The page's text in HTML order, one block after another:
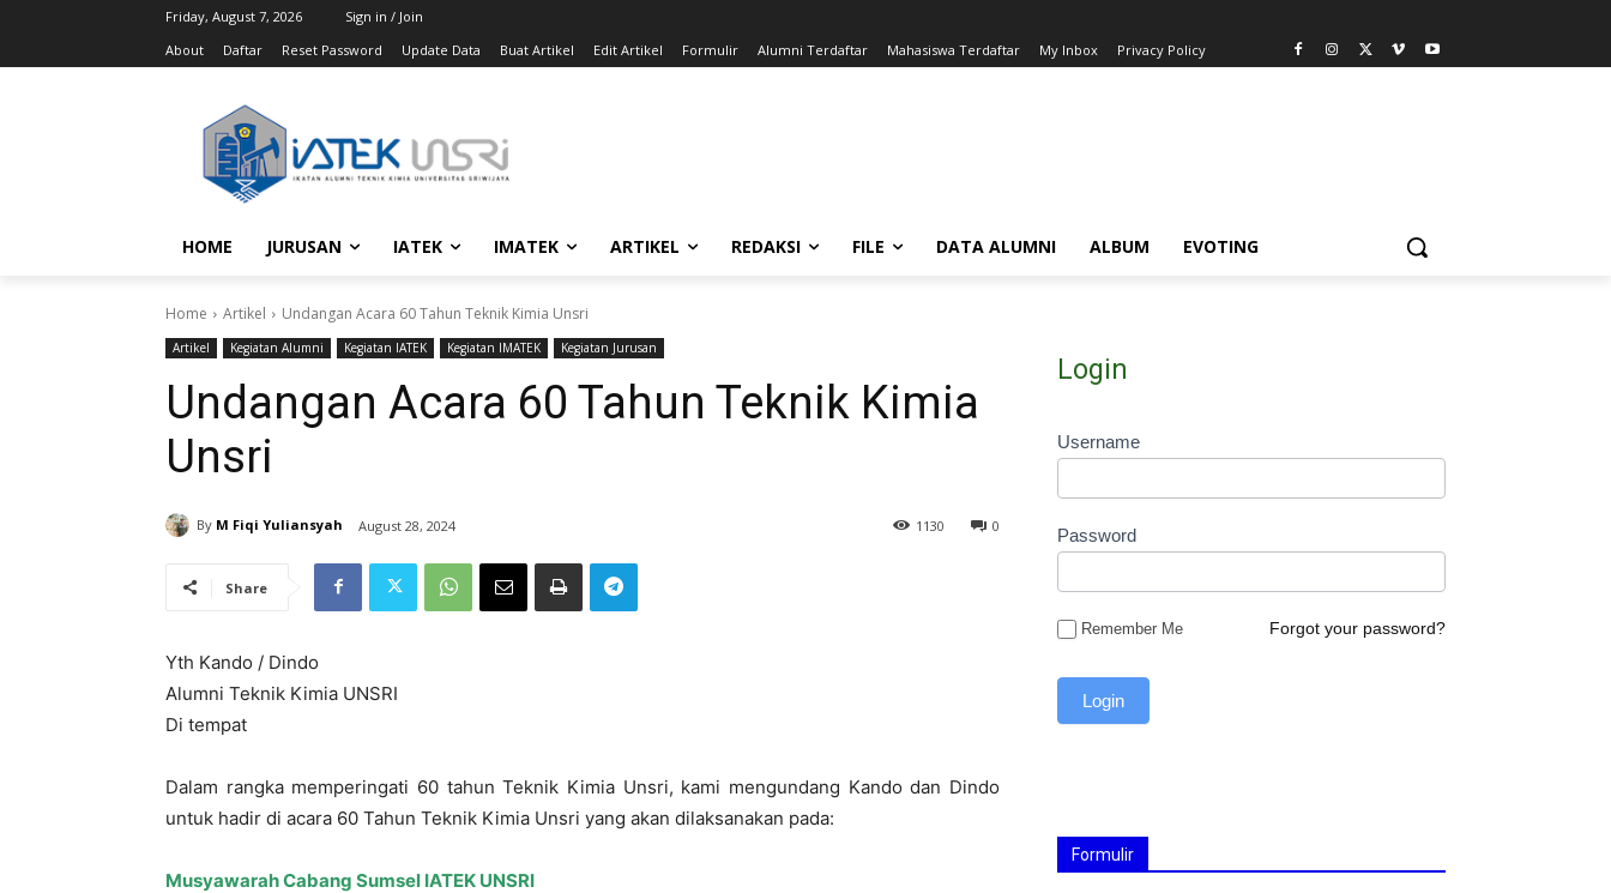
Friday, August 7, 2026
Sign in / Join
About
Daftar Reset Password Update Data Buat Artikel Edit Artikel Formulir Alumni Terdaftar Mahasiswa Terdaftar My Inbox Privacy Policy
HOME JURUSAN IATEK IMATEK ARTIKEL REDAKSI FILE DATA ALUMNI ALBUM EVOTING
Home Artikel Undangan Acara 60 Tahun Teknik Kimia Unsri
Artikel Kegiatan Alumni Kegiatan IATEK Kegiatan IMATEK Kegiatan Jurusan
Undangan Acara 60 Tahun Teknik Kimia
Unsri
By M Fiqi Yuliansyah August 28, 2024 0
1130
Share
Yth Kando / Dindo
Alumni Teknik Kimia UNSRI
Di tempat
Dalam rangka memperingati 60 tahun Teknik Kimia Unsri, kami mengundang Kando dan Dindo
untuk hadir di acara 60 Tahun Teknik Kimia Unsri yang akan dilaksanakan pada:
Musyawarah Cabang Sumsel IATEK UNSRI
Login
Username
Password
Remember Me Forgot your password?
Formulir